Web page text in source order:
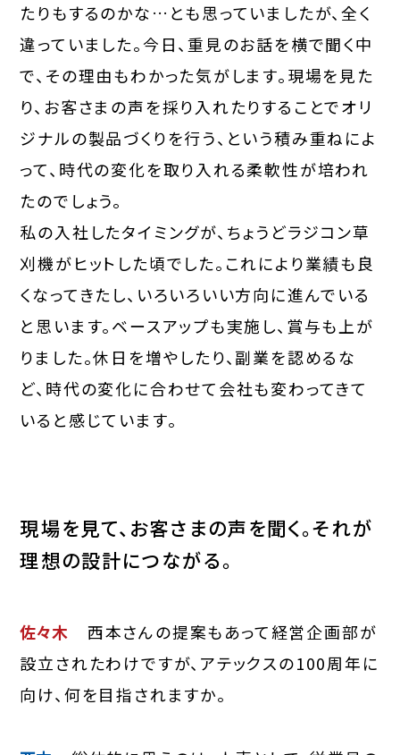
たりもするのかな…とも思っていましたが、全く
違っていました。今日、重見のお話を横で聞く中
で、その理由もわかった気がします。現場を見た
り、お客さまの声を採り入れたりすることでオリ
ジナルの製品づくりを行う、という積み重ねによ
って、時代の変化を取り入れる柔軟性が培われ
たのでしょう。
私の入社したタイミングが、ちょうどラジコン草
刈機がヒットした頃でした。これにより業績も良
くなってきたし、いろいろいい方向に進んでいる
と思います。ベースアップも実施し、賞与も上が
りました。休日を増やしたり、副業を認めるな
ど、時代の変化に合わせて会社も変わってきて
いると感じています。
現場を見て、お客さまの声を聞く。それが
理想の設計につながる。
佐々木
西本さんの提案もあって経営企画部が
設立されたわけですが、アテックスの100周年に
向け、何を目指されますか。